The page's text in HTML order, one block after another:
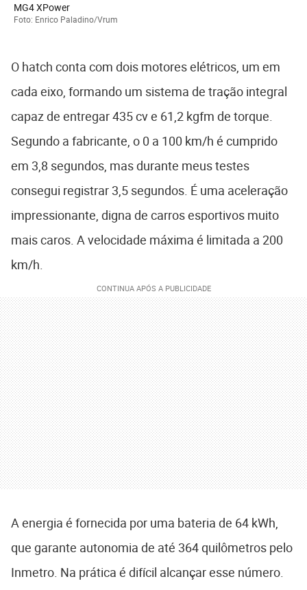
MG4 XPower
Foto: Enrico Paladino/Vrum
O hatch conta com dois motores elétricos, um em
cada eixo, formando um sistema de tração integral
capaz de entregar 435 cv e 61,2 kgfm de torque.
Segundo a fabricante, o 0 a 100 km/h é cumprido
em 3,8 segundos, mas durante meus testes
consegui registrar 3,5 segundos. É uma aceleração
impressionante, digna de carros esportivos muito
mais caros. A velocidade máxima é limitada a 200
km/h.
A energia é fornecida por uma bateria de 64 kWh,
que garante autonomia de até 364 quilômetros pelo
Inmetro. Na prática é difícil alcançar esse número.